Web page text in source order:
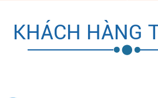
KHÁCH HÀNG